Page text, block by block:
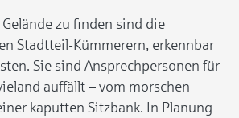
zu finden sind die
Stadtteil-Kümmerern, erkennbar
Sie sind Ansprechpersonen für
auffällt – vom morschen
kaputten Sitzbank. In Planung